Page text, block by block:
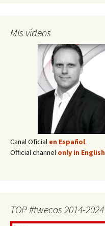
Mis vídeos
Canal Oficial en Español.
Official channel only in English
TOP #twecos 2014-2024